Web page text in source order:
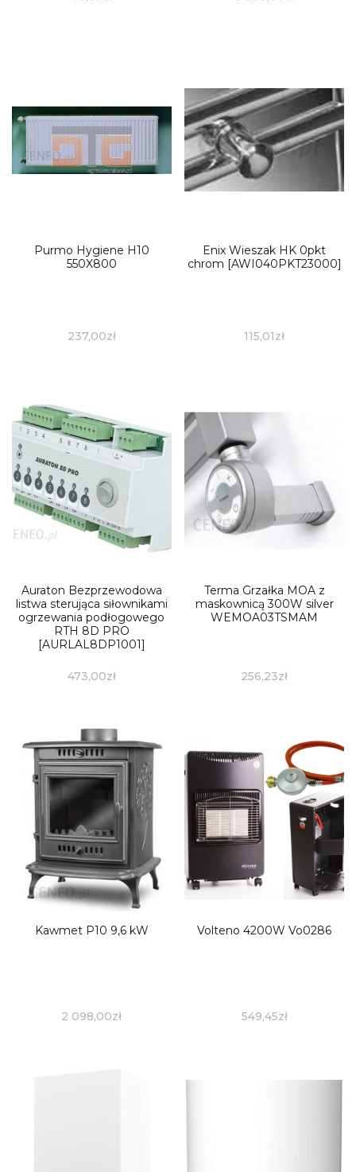
Purmo Hygiene H10
550X800
237,00zł
Enix Wieszak HK 0pkt
chrom [AWI040PKT23000]
115,01zł
Auraton Bezprzewodowa
listwa sterująca siłownikami
ogrzewania podłogowego
RTH 8D PRO
[AURLAL8DP1001]
473,00zł
Terma Grzałka MOA z
maskownicą 300W silver
WEMOA03TSMAM
256,23zł
Kawmet P10 9,6 kW
2 098,00zł
Volteno 4200W Vo0286
549,45zł